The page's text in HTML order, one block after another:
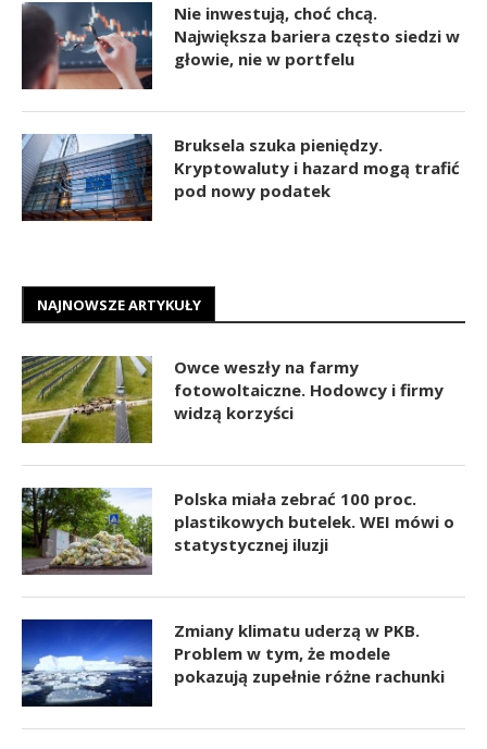
Nie inwestują, choć chcą.
Największa bariera często siedzi w
głowie, nie w portfelu
Bruksela szuka pieniędzy.
Kryptowaluty i hazard mogą trafić
pod nowy podatek
NAJNOWSZE ARTYKUŁY
Owce weszły na farmy
fotowoltaiczne. Hodowcy i firmy
widzą korzyści
Polska miała zebrać 100 proc.
plastikowych butelek. WEI mówi o
statystycznej iluzji
Zmiany klimatu uderzą w PKB.
Problem w tym, że modele
pokazują zupełnie różne rachunki